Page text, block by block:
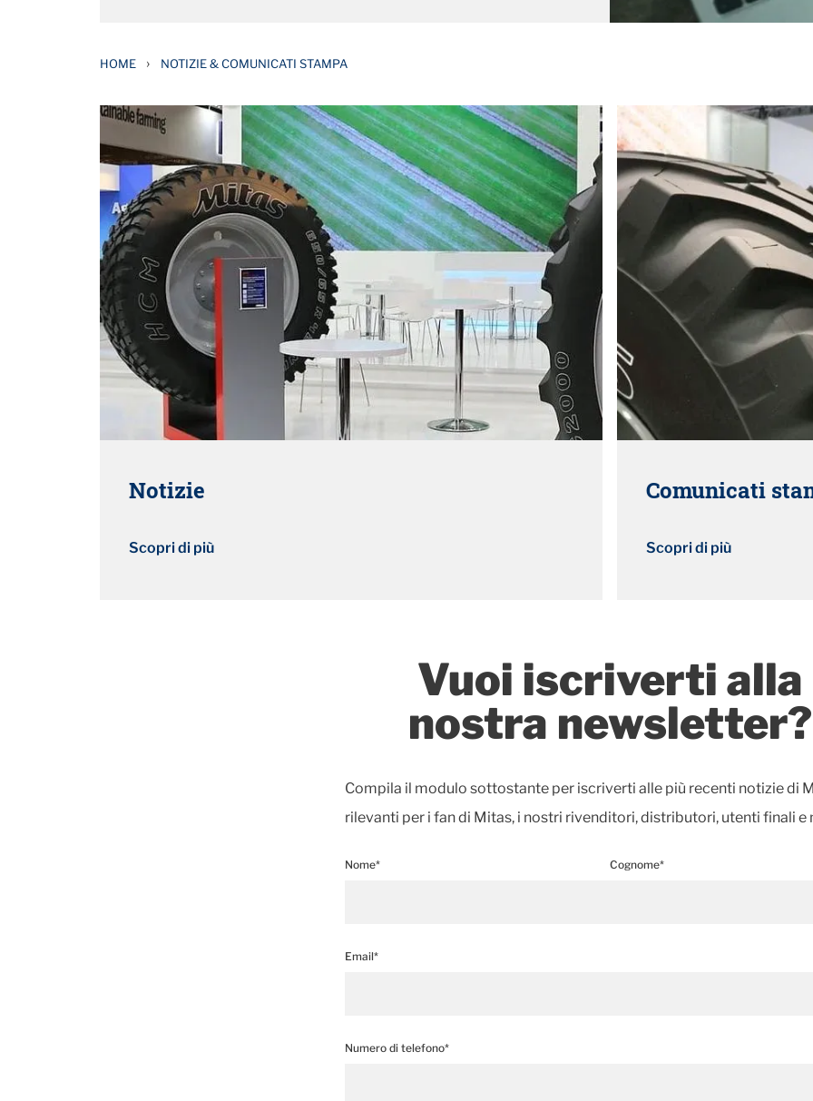
HOME › NOTIZIE & COMUNICATI STAMPA
Notizie
Scopri di più
Comunicati
Scopri di più
Vuoi iscriverti alla
nostra newsletter?
Compila il modulo sottostante per iscriverti alle più recenti notizie di
rilevanti per i fan di Mitas, i nostri rivenditori, distributori, utenti finali e
Nome* Cognome*
Email*
Numero di telefono*